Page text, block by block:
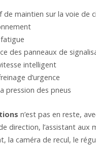
de maintien sur la voie de
des panneaux de
intelligent
d’urgence
pression des pneus
n’est pas en reste,
direction, l’assistant aux
la caméra de recul, le